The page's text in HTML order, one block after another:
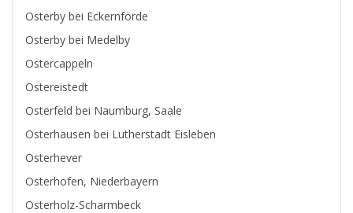
Osterby bei Eckernförde
Osterby bei Medelby
Ostercappeln
Ostereistedt
Osterfeld bei Naumburg, Saale
Osterhausen bei Lutherstadt Eisleben
Osterhever
Osterhofen, Niederbayern
Osterholz-Scharmbeck